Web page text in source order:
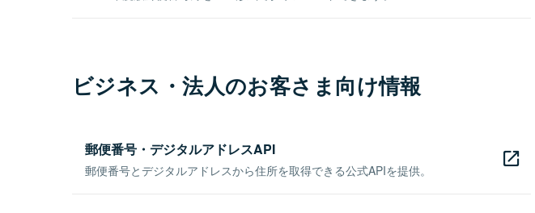
ビジネス・法人のお客さま向け情報
郵便番号・デジタルアドレスAPI
郵便番号とデジタルアドレスから住所を取得できる公式APIを提供。